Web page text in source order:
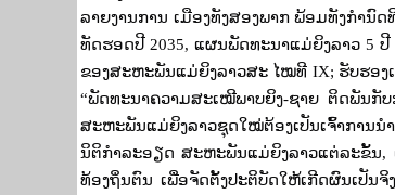
ລາຍງານການ ເມືອງທັງສອງພາກ ພ້ອມທັງກໍານົ
ທັດຮອດປີ 2035,ແຜນພັດທະນາແມ່ຍິງລາວ5 ປີ
ຂອງສະຫະພັນແມ່ຍິງລາວສະ ໄໝທີ IX; ຮັບຮອງ
“ພັດທະນາຄວາມສະເໝີພາບຍິງ-ຊາຍ ຕິດພັນກັບ
ສະຫະພັນແມ່ຍິງລາວຊຸດໃໝ່ຕ້ອງເປັນເຈົ້າການ
ນິຕິກໍາລະອຽດ ສະຫະພັນແມ່ຍິງລາວແຕ່ລະຂັ້ນ,
ທ້ອງຖິ່ນຕົນ ເພື່ອຈັດຕັ້ງປະຕິບັດໃຫ້ເກີດຜົນເປັນຈິງ